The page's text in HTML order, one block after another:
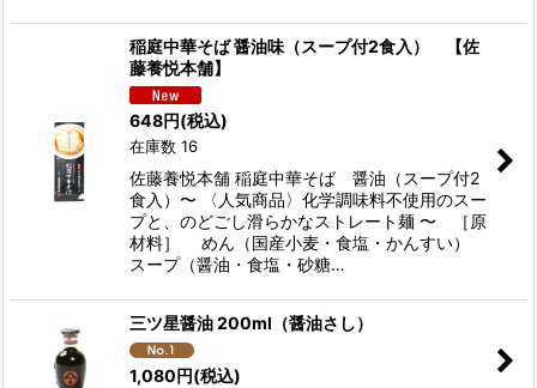
稲庭中華そば 醤油味（スープ付2食入） 【佐
藤養悦本舗】
648円(税込)
在庫数 16
佐藤養悦本舗 稲庭中華そば 醤油（スープ付2
食入）〜 〈人気商品〉化学調味料不使用のスー
プと、のどごし滑らかなストレート麺 〜 ［原
材料］ めん（国産小麦・食塩・かんすい）
スープ（醤油・食塩・砂糖…
三ツ星醤油 200ml（醤油さし）
1,080円(税込)